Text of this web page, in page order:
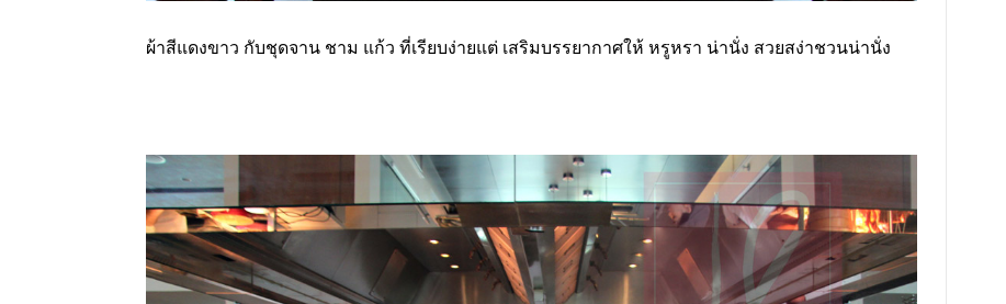
ผ้าสีแดงขาว กับชุดจาน ชาม แก้ว ที่เรียบง่ายแต่ เสริมบรรยากาศให้ หรูหรา น่านั่ง สวยสง่าชวนน่านั่ง